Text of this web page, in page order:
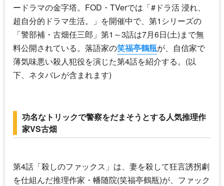
ードラマの金字塔。FOD・TVerでは「#ドラ活 浸れ、
超自分的ドラマ生活。」を開催中で、第1シリーズの
「警部補・古畑任三郎」第1～3話は7月6日(土)まで無
料公開されている。落語家の笑福亭鶴瓶が、自信家で
薄気味悪い殺人犯役を演じた第4話を紹介する。(以
下、ネタバレが含まれます)
功名なトリックで警察をだまそうとする人気推理作
家VS古畑
第4話「殺しのファックス」は、妻を殺して狂言誘拐劇
を仕組んだ推理作家・幡随院(笑福亭鶴瓶)が、ファック